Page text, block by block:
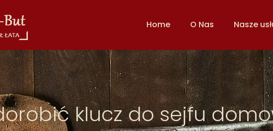
Home O Nas Nasze
klucz do sejfu